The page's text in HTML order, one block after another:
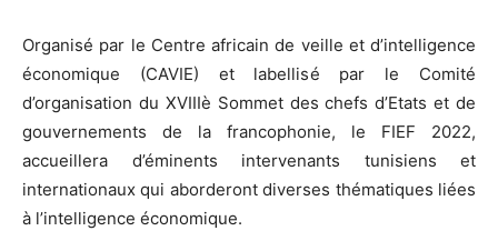
Organisé par le Centre africain de veille et d’intelligence
économique (CAVIE) et labellisé par le Comité
d’organisation du XVIIIè Sommet des chefs d’Etats et de
gouvernements de la francophonie, le FIEF 2022,
accueillera d’éminents intervenants tunisiens et
internationaux qui aborderont diverses thématiques liées
à l’intelligence économique.